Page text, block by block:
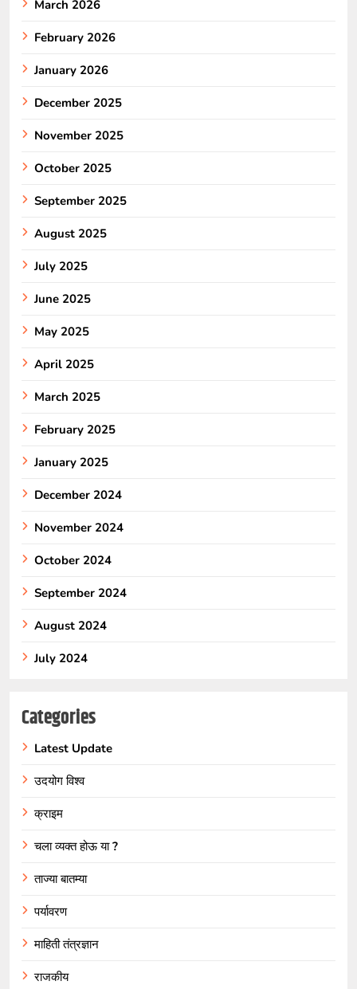
March 2026
February 2026
January 2026
December 2025
November 2025
October 2025
September 2025
August 2025
July 2025
June 2025
May 2025
April 2025
March 2025
February 2025
January 2025
December 2024
November 2024
October 2024
September 2024
August 2024
July 2024
Categories
Latest Update
उदयोग विश्व
क्राइम
चला व्यक्त होऊ या ?
ताज्या बातम्या
पर्यावरण
माहिती तंत्रज्ञान
राजकीय